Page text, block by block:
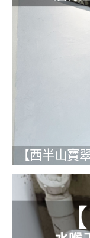
【西半山寶